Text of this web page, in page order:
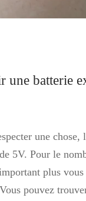
une batterie
une chose,
5V. Pour le
plus
pouvez